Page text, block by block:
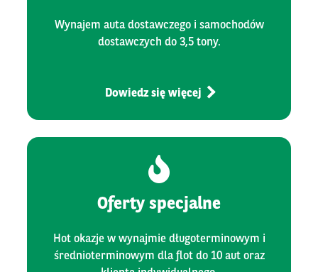
Wynajem auta dostawczego i samochodów
dostawczych do 3,5 tony.
Dowiedz się więcej
Oferty specjalne
Hot okazje w wynajmie długoterminowym i
średnioterminowym dla flot do 10 aut oraz